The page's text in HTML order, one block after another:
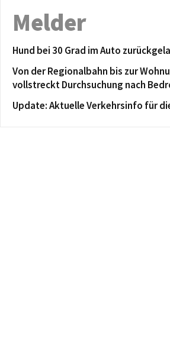
Melder
Hund bei 30 Grad im Auto
Von der Regionalbahn bis zur
vollstreckt Durchsuchung nach
Update: Aktuelle Verkehrsinfo für